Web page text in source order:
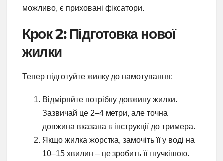
можливо, є приховані фіксатори.
Крок 2: Підготовка нової
жилки
Тепер підготуйте жилку до намотування:
Відміряйте потрібну довжину жилки.
Зазвичай це 2–4 метри, але точна
довжина вказана в інструкції до тримера.
Якщо жилка жорстка, замочіть її у воді на
10–15 хвилин – це зробить її гнучкішою.